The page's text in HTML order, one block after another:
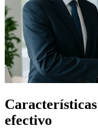
efectivo